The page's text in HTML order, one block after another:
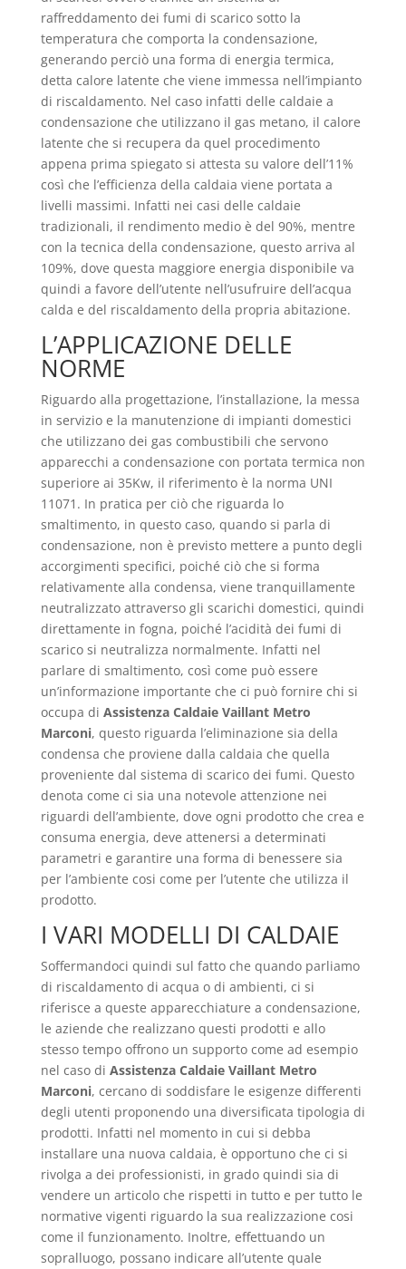
raffreddamento dei fumi di scarico sotto la
temperatura che comporta la condensazione,
generando perciò una forma di energia termica,
detta calore latente che viene immessa nell’impianto
di riscaldamento. Nel caso infatti delle caldaie a
condensazione che utilizzano il gas metano, il calore
latente che si recupera da quel procedimento
appena prima spiegato si attesta su valore dell’11%
così che l’efficienza della caldaia viene portata a
livelli massimi. Infatti nei casi delle caldaie
tradizionali, il rendimento medio è del 90%, mentre
con la tecnica della condensazione, questo arriva al
109%, dove questa maggiore energia disponibile va
quindi a favore dell’utente nell’usufruire dell’acqua
calda e del riscaldamento della propria abitazione.
L’APPLICAZIONE DELLE
NORME
Riguardo alla progettazione, l’installazione, la messa
in servizio e la manutenzione di impianti domestici
che utilizzano dei gas combustibili che servono
apparecchi a condensazione con portata termica non
superiore ai 35Kw, il riferimento è la norma UNI
11071. In pratica per ciò che riguarda lo
smaltimento, in questo caso, quando si parla di
condensazione, non è previsto mettere a punto degli
accorgimenti specifici, poiché ciò che si forma
relativamente alla condensa, viene tranquillamente
neutralizzato attraverso gli scarichi domestici, quindi
direttamente in fogna, poiché l’acidità dei fumi di
scarico si neutralizza normalmente. Infatti nel
parlare di smaltimento, così come può essere
un’informazione importante che ci può fornire chi si
occupa di Assistenza Caldaie Vaillant Metro
Marconi, questo riguarda l’eliminazione sia della
condensa che proviene dalla caldaia che quella
proveniente dal sistema di scarico dei fumi. Questo
denota come ci sia una notevole attenzione nei
riguardi dell’ambiente, dove ogni prodotto che crea e
consuma energia, deve attenersi a determinati
parametri e garantire una forma di benessere sia
per l’ambiente cosi come per l’utente che utilizza il
prodotto.
I VARI MODELLI DI CALDAIE
Soffermandoci quindi sul fatto che quando parliamo
di riscaldamento di acqua o di ambienti, ci si
riferisce a queste apparecchiature a condensazione,
le aziende che realizzano questi prodotti e allo
stesso tempo offrono un supporto come ad esempio
nel caso di Assistenza Caldaie Vaillant Metro
Marconi, cercano di soddisfare le esigenze differenti
degli utenti proponendo una diversificata tipologia di
prodotti. Infatti nel momento in cui si debba
installare una nuova caldaia, è opportuno che ci si
rivolga a dei professionisti, in grado quindi sia di
vendere un articolo che rispetti in tutto e per tutto le
normative vigenti riguardo la sua realizzazione cosi
come il funzionamento. Inoltre, effettuando un
sopralluogo, possano indicare all’utente quale